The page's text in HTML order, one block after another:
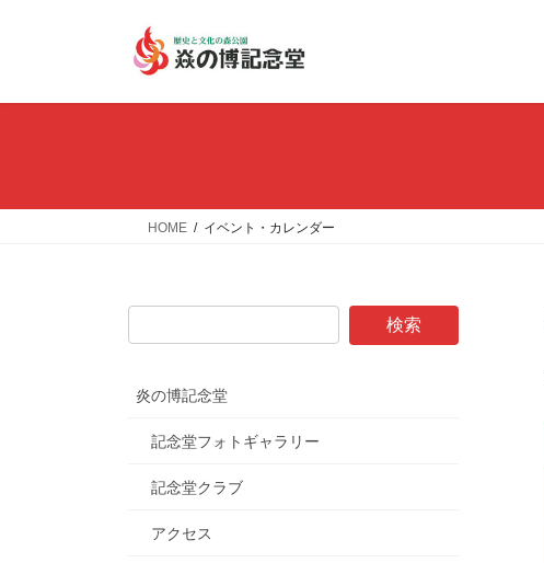
HOME イベント・カレンダー
炎の博記念堂
記念堂フォトギャラリー
記念堂クラブ
アクセス